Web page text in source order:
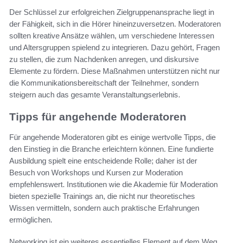
Der Schlüssel zur erfolgreichen Zielgruppenansprache liegt in
der Fähigkeit, sich in die Hörer hineinzuversetzen. Moderatoren
sollten kreative Ansätze wählen, um verschiedene Interessen
und Altersgruppen spielend zu integrieren. Dazu gehört, Fragen
zu stellen, die zum Nachdenken anregen, und diskursive
Elemente zu fördern. Diese Maßnahmen unterstützen nicht nur
die Kommunikationsbereitschaft der Teilnehmer, sondern
steigern auch das gesamte Veranstaltungserlebnis.
Tipps für angehende Moderatoren
Für angehende Moderatoren gibt es einige wertvolle Tipps, die
den Einstieg in die Branche erleichtern können. Eine fundierte
Ausbildung spielt eine entscheidende Rolle; daher ist der
Besuch von Workshops und Kursen zur Moderation
empfehlenswert. Institutionen wie die Akademie für Moderation
bieten spezielle Trainings an, die nicht nur theoretisches
Wissen vermitteln, sondern auch praktische Erfahrungen
ermöglichen.